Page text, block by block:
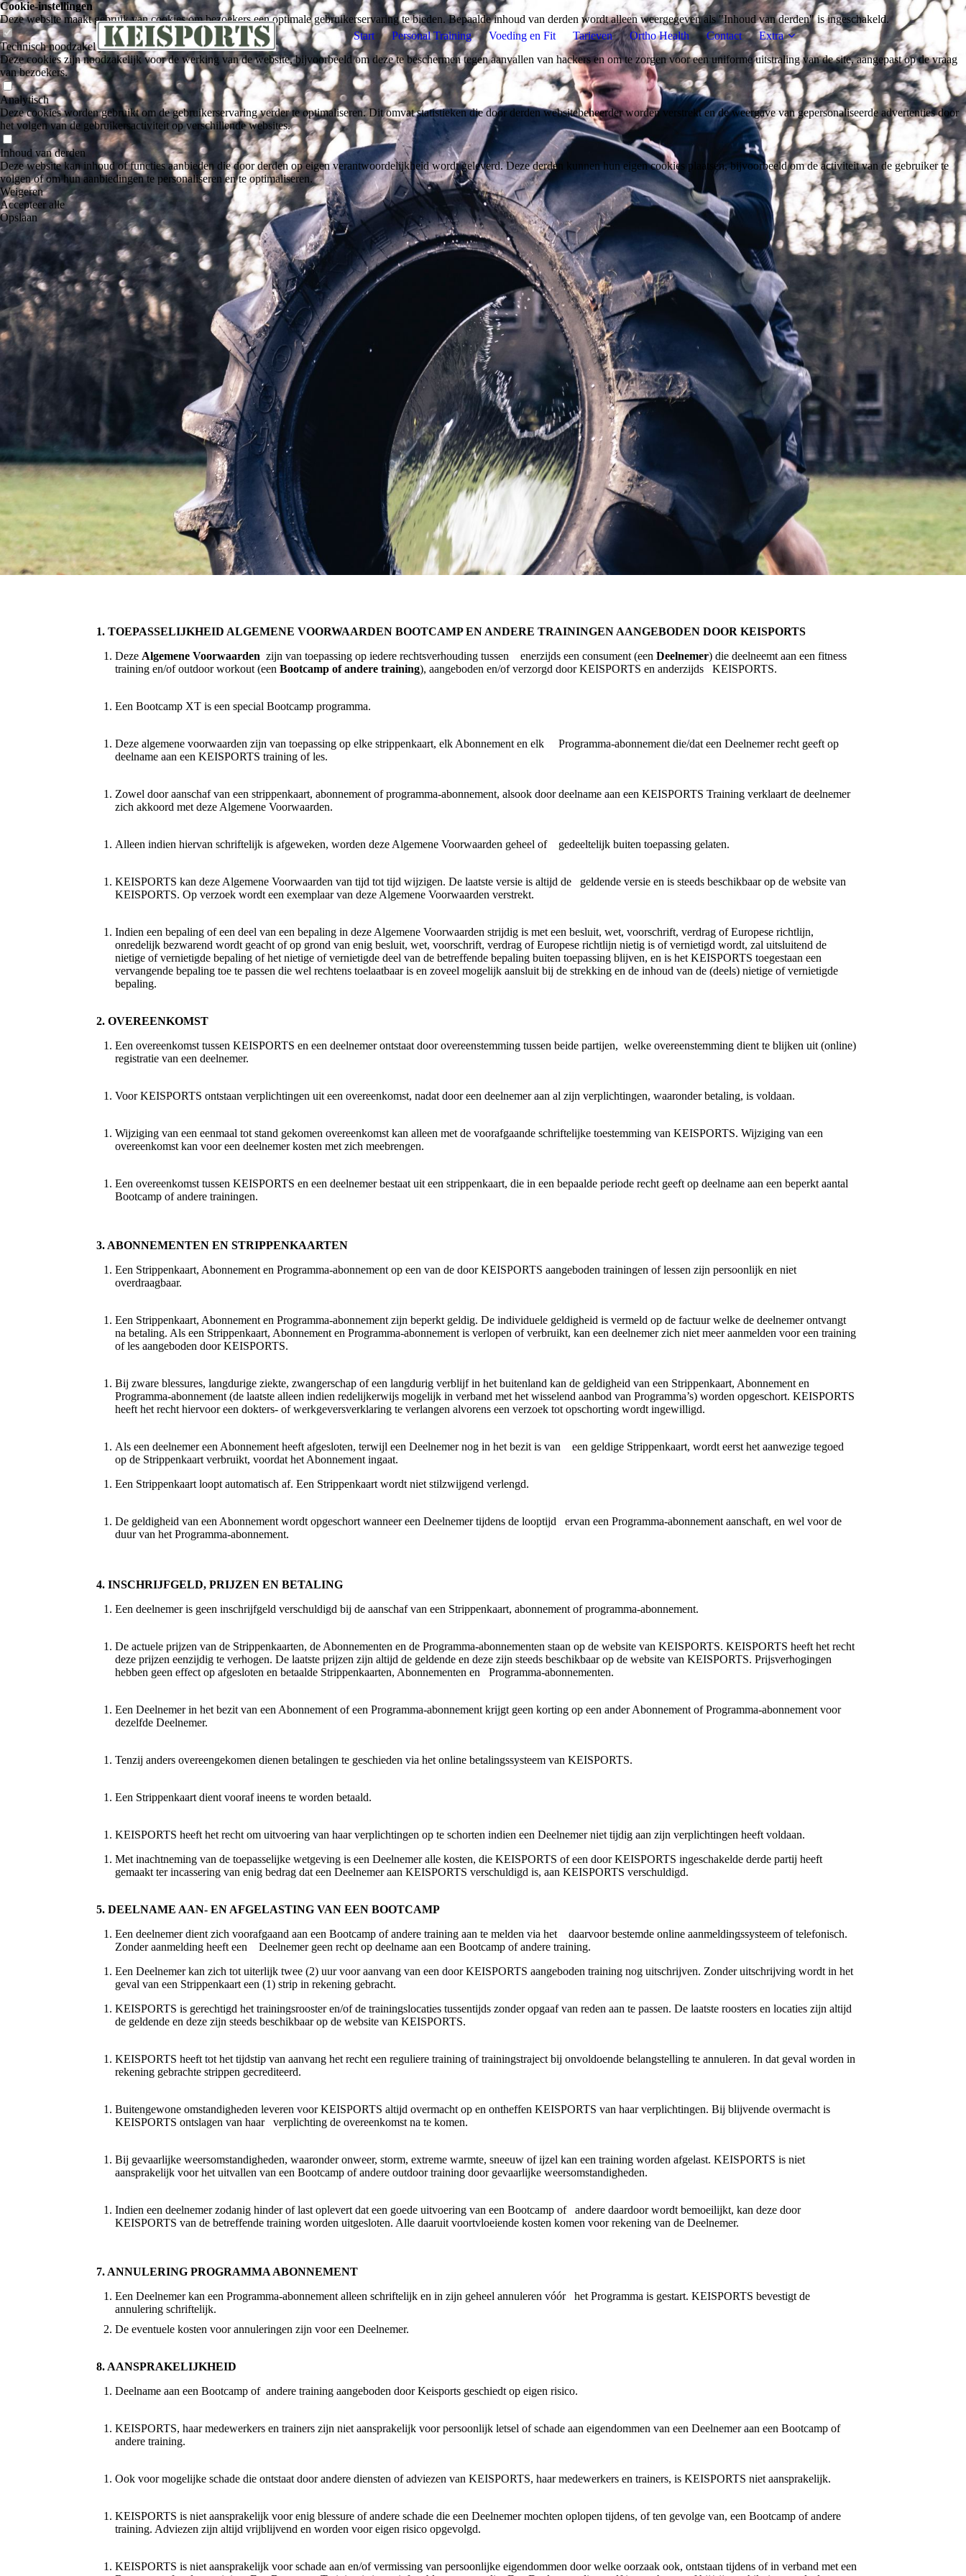
Start Personal Training Voeding en Fit Tarieven Ortho Health Contact Extra
1. TOEPASSELIJKHEID ALGEMENE VOORWAARDEN BOOTCAMP EN ANDERE TRAININGEN AANGEBODEN DOOR KEISPORTS
Deze Algemene Voorwaardenzijn van toepassing op iedere rechtsverhouding tussen enerzijds een consument (eenDeelnemer) die deelneemt aan een fitness
training en/of outdoor workout (eenBootcamp of andere training), aangeboden en/of verzorgd door KEISPORTS en anderzijds KEISPORTS.
Een Bootcamp XT is een special Bootcamp programma.
Deze algemene voorwaarden zijn van toepassing op elke strippenkaart, elk Abonnement en elk Programma-abonnement die/dat een Deelnemer recht geeft op
deelname aan een KEISPORTS training of les.
Zowel door aanschaf van een strippenkaart, abonnement of programma-abonnement, alsook door deelname aan een KEISPORTS Training verklaart de deelnemer
zich akkoord met deze Algemene Voorwaarden.
Alleen indien hiervan schriftelijk is afgeweken, worden deze Algemene Voorwaarden geheel of gedeeltelijk buiten toepassing gelaten.
KEISPORTS kan deze Algemene Voorwaarden van tijd tot tijd wijzigen. De laatste versie is altijd de geldende versie en is steeds beschikbaar op de website van
KEISPORTS. Op verzoek wordt een exemplaar van deze Algemene Voorwaarden verstrekt.
Indien een bepaling of een deel van een bepaling in deze Algemene Voorwaarden strijdig is met een besluit, wet, voorschrift, verdrag of Europese richtlijn,
onredelijk bezwarend wordt geacht of op grond van enig besluit, wet, voorschrift, verdrag of Europese richtlijn nietig is of vernietigd wordt, zal uitsluitend de
nietige of vernietigde bepaling of het nietige of vernietigde deel van de betreffende bepaling buiten toepassing blijven, en is het KEISPORTS toegestaan een
vervangende bepaling toe te passen die wel rechtens toelaatbaar is en zoveel mogelijk aansluit bij de strekking en de inhoud van de (deels) nietige of vernietigde
bepaling.
2. OVEREENKOMST
Een overeenkomst tussen KEISPORTS en een deelnemer ontstaat door overeenstemming tussen beide partijen, welke overeenstemming dient te blijken uit (online)
registratie van een deelnemer.
Voor KEISPORTS ontstaan verplichtingen uit een overeenkomst, nadat door een deelnemer aan al zijn verplichtingen, waaronder betaling, is voldaan.
Wijziging van een eenmaal tot stand gekomen overeenkomst kan alleen met de voorafgaande schriftelijke toestemming van KEISPORTS. Wijziging van een
overeenkomst kan voor een deelnemer kosten met zich meebrengen.
Een overeenkomst tussen KEISPORTS en een deelnemer bestaat uit een strippenkaart, die in een bepaalde periode recht geeft op deelname aan een beperkt aantal
Bootcamp of andere trainingen.
3. ABONNEMENTEN EN STRIPPENKAARTEN
Een Strippenkaart, Abonnement en Programma-abonnement op een van de door KEISPORTS aangeboden trainingen of lessen zijn persoonlijk en niet
overdraagbaar.
Een Strippenkaart, Abonnement en Programma-abonnement zijn beperkt geldig. De individuele geldigheid is vermeld op de factuur welke de deelnemer ontvangt
na betaling. Als een Strippenkaart, Abonnement en Programma-abonnement is verlopen of verbruikt, kan een deelnemer zich niet meer aanmelden voor een training
of les aangeboden door KEISPORTS.
Bij zware blessures, langdurige ziekte, zwangerschap of een langdurig verblijf in het buitenland kan de geldigheid van een Strippenkaart, Abonnement en
Programma-abonnement (de laatste alleen indien redelijkerwijs mogelijk in verband met het wisselend aanbod van Programma’s) worden opgeschort. KEISPORTS
heeft het recht hiervoor een dokters- of werkgeversverklaring te verlangen alvorens een verzoek tot opschorting wordt ingewilligd.
Als een deelnemer een Abonnement heeft afgesloten, terwijl een Deelnemer nog in het bezit is van een geldige Strippenkaart, wordt eerst het aanwezige tegoed
op de Strippenkaart verbruikt, voordat het Abonnement ingaat.
Een Strippenkaart loopt automatisch af. Een Strippenkaart wordt niet stilzwijgend verlengd.
De geldigheid van een Abonnement wordt opgeschort wanneer een Deelnemer tijdens de looptijd ervan een Programma-abonnement aanschaft, en wel voor de
duur van het Programma-abonnement.
4. INSCHRIJFGELD, PRIJZEN EN BETALING
Een deelnemer is geen inschrijfgeld verschuldigd bij de aanschaf van een Strippenkaart, abonnement of programma-abonnement.
De actuele prijzen van de Strippenkaarten, de Abonnementen en de Programma-abonnementen staan op de website van KEISPORTS. KEISPORTS heeft het recht
deze prijzen eenzijdig te verhogen. De laatste prijzen zijn altijd de geldende en deze zijn steeds beschikbaar op de website van KEISPORTS. Prijsverhogingen
hebben geen effect op afgesloten en betaalde Strippenkaarten, Abonnementen en Programma-abonnementen.
Een Deelnemer in het bezit van een Abonnement of een Programma-abonnement krijgt geen korting op een ander Abonnement of Programma-abonnement voor
dezelfde Deelnemer.
Tenzij anders overeengekomen dienen betalingen te geschieden via het online betalingssysteem van KEISPORTS.
Een Strippenkaart dient vooraf ineens te worden betaald.
KEISPORTS heeft het recht om uitvoering van haar verplichtingen op te schorten indien een Deelnemer niet tijdig aan zijn verplichtingen heeft voldaan.
Met inachtneming van de toepasselijke wetgeving is een Deelnemer alle kosten, die KEISPORTS of een door KEISPORTS ingeschakelde derde partij heeft
gemaakt ter incassering van enig bedrag dat een Deelnemer aan KEISPORTS verschuldigd is, aan KEISPORTS verschuldigd.
5. DEELNAME AAN- EN AFGELASTING VAN EEN BOOTCAMP
Een deelnemer dient zich voorafgaand aan een Bootcamp of andere training aan te melden via het daarvoor bestemde online aanmeldingssysteem of telefonisch.
Zonder aanmelding heeft een Deelnemer geen recht op deelname aan een Bootcamp of andere training.
Een Deelnemer kan zich tot uiterlijk twee (2) uur voor aanvang van een door KEISPORTS aangeboden training nog uitschrijven. Zonder uitschrijving wordt in het
geval van een Strippenkaart een (1) strip in rekening gebracht.
KEISPORTS is gerechtigd het trainingsrooster en/of de trainingslocaties tussentijds zonder opgaaf van reden aan te passen. De laatste roosters en locaties zijn altijd
de geldende en deze zijn steeds beschikbaar op de website van KEISPORTS.
KEISPORTS heeft tot het tijdstip van aanvang het recht een reguliere training of trainingstraject bij onvoldoende belangstelling te annuleren. In dat geval worden in
rekening gebrachte strippen gecrediteerd.
Buitengewone omstandigheden leveren voor KEISPORTS altijd overmacht op en ontheffen KEISPORTS van haar verplichtingen. Bij blijvende overmacht is
KEISPORTS ontslagen van haar verplichting de overeenkomst na te komen.
Bij gevaarlijke weersomstandigheden, waaronder onweer, storm, extreme warmte, sneeuw of ijzel kan een training worden afgelast. KEISPORTS is niet
aansprakelijk voor het uitvallen van een Bootcamp of andere outdoor training door gevaarlijke weersomstandigheden.
Indien een deelnemer zodanig hinder of last oplevert dat een goede uitvoering van een Bootcamp of andere daardoor wordt bemoeilijkt, kan deze door
KEISPORTS van de betreffende training worden uitgesloten. Alle daaruit voortvloeiende kosten komen voor rekening van de Deelnemer.
7. ANNULERING PROGRAMMA ABONNEMENT
Een Deelnemer kan een Programma-abonnement alleen schriftelijk en in zijn geheel annuleren vóór het Programma is gestart. KEISPORTS bevestigt de
annulering schriftelijk.
De eventuele kosten voor annuleringen zijn voor een Deelnemer.
8. AANSPRAKELIJKHEID
Deelname aan een Bootcamp of andere training aangeboden door Keisports geschiedt op eigen risico.
KEISPORTS, haar medewerkers en trainers zijn niet aansprakelijk voor persoonlijk letsel of schade aan eigendommen van een Deelnemer aan een Bootcamp of
andere training.
Ook voor mogelijke schade die ontstaat door andere diensten of adviezen van KEISPORTS, haar medewerkers en trainers, is KEISPORTS niet aansprakelijk.
KEISPORTS is niet aansprakelijk voor enig blessure of andere schade die een Deelnemer mochten oplopen tijdens, of ten gevolge van, een Bootcamp of andere
training. Adviezen zijn altijd vrijblijvend en worden voor eigen risico opgevolgd.
KEISPORTS is niet aansprakelijk voor schade aan en/of vermissing van persoonlijke eigendommen door welke oorzaak ook, ontstaan tijdens of in verband met een
Cookie-instellingen
Deze website maakt gebruik van cookies om bezoekers een optimale gebruikerservaring te bieden. Bepaalde inhoud van derden wordt alleen weergegeven als "Inhoud van derden" is ingeschakeld.
Technisch noodzakelijk
Deze cookies zijn noodzakelijk voor de werking van de website, bijvoorbeeld om deze te beschermen tegen aanvallen van hackers en om te zorgen voor een uniforme uitstraling van de site, aangepast op de vraag
van bezoekers.
Analytisch
Deze cookies worden gebruikt om de gebruikerservaring verder te optimaliseren. Dit omvat statistieken die door derden websitebeheerder worden verstrekt en de weergave van gepersonaliseerde advertenties door
het volgen van de gebruikersactiviteit op verschillende websites.
Inhoud van derden
Deze website kan inhoud of functies aanbieden die door derden op eigen verantwoordelijkheid wordt geleverd. Deze derden kunnen hun eigen cookies plaatsen, bijvoorbeeld om de activiteit van de gebruiker te
volgen of om hun aanbiedingen te personaliseren en te optimaliseren.
Weigeren
Accepteer alle
Opslaan